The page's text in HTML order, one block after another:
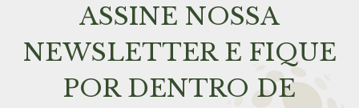
ASSINE NOSSA
NEWSLETTER E FIQUE
POR DENTRO DE